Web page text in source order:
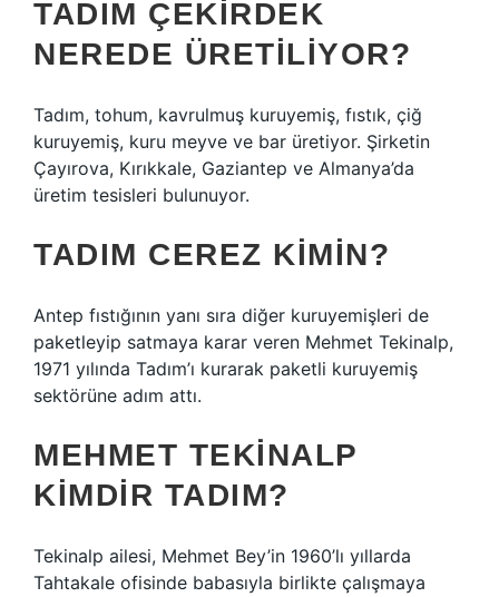
TADIM ÇEKIRDEK
NEREDE ÜRETILIYOR?
Tadım, tohum, kavrulmuş kuruyemiş, fıstık, çiğ
kuruyemiş, kuru meyve ve bar üretiyor. Şirketin
Çayırova, Kırıkkale, Gaziantep ve Almanya’da
üretim tesisleri bulunuyor.
TADIM CEREZ KIMIN?
Antep fıstığının yanı sıra diğer kuruyemişleri de
paketleyip satmaya karar veren Mehmet Tekinalp,
1971 yılında Tadım’ı kurarak paketli kuruyemiş
sektörüne adım attı.
MEHMET TEKINALP
KIMDIR TADIM?
Tekinalp ailesi, Mehmet Bey’in 1960’lı yıllarda
Tahtakale ofisinde babasıyla birlikte çalışmaya